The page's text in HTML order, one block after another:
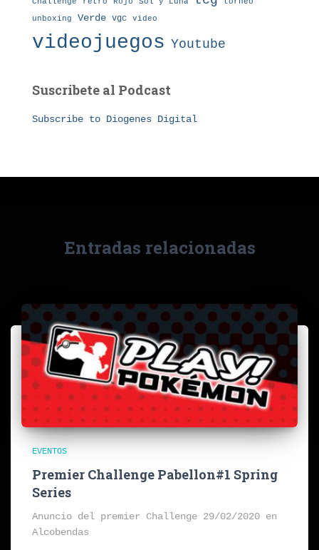
unboxing Verde vgc video
videojuegos Youtube
Suscribete al Podcast
Subscribe to Diogenes Digital
Entradas relacionadas
EVENTOS
Premier Challenge Pabellon#1 Spring
Series
Anuncio del premier Challenge 29/02/2020 en
Alcobendas